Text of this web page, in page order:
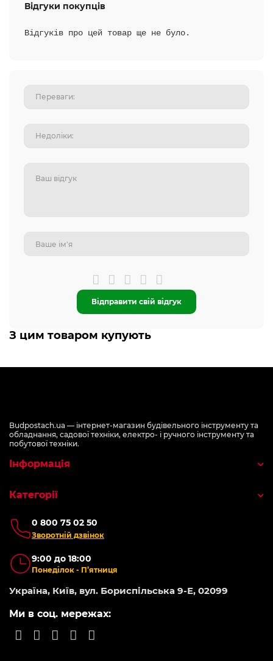
Відгуки покупців
Відгуків про цей товар ще не було.
Відправити свій відгук
З цим товаром купують
Budpostach.ua — інтернет-магазин будівельного інструменту та
обладнання, садової техніки, електро- і ручного інструменту та
побутової техніки.
0 800 75 02 50
Зворотній дзвінок
9:00 до 18:00
Понеділок - П’ятниця
Україна, Київ, вул. Бориспільська 9-Е, 02099
Ми в соц. мережах:
Інформація
Категорії